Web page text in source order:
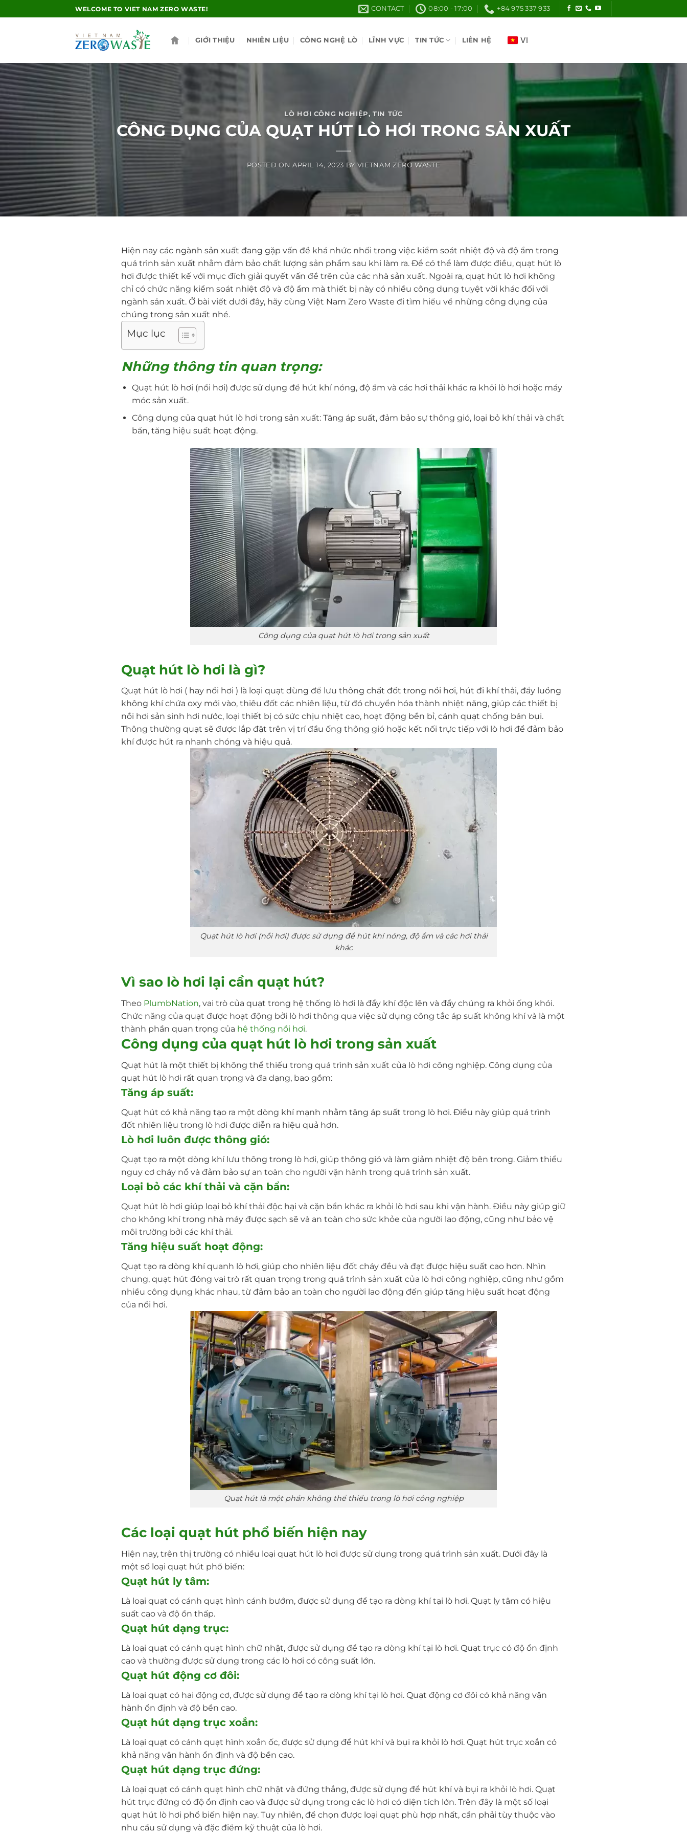
to
WELCOME TO VIET NAM ZERO WASTE! CONTACT 08:00 - 17:00 +84 975 337 933
GIỚI THIỆU NHIÊN LIỆU CÔNG NGHỆ LÒ LĨNH VỰC TIN TỨC LIÊN HỆ
LÒ HƠI CÔNG NGHIỆP,TIN TỨC
CÔNG DỤNG CỦA QUẠT HÚT LÒ HƠI TRONG SẢN XUẤT
POSTED ONAPRIL 14, 2023 BY VIETNAM ZERO WASTE
Hiện nay các ngành sản xuất đang gặp vấn đề khá nhức nhối trong việc kiểm soát nhiệt độ và độ ẩm trong
quá trình sản xuất nhằm đảm bảo chất lượng sản phẩm sau khi làm ra. Để có thể làm được điều, quạt hút lò
hơi được thiết kế với mục đích giải quyết vấn đề trên của các nhà sản xuất. Ngoài ra, quạt hút lò hơi không
chỉ có chức năng kiểm soát nhiệt độ và độ ẩm mà thiết bị này có nhiều công dụng tuyệt vời khác đối với
ngành sản xuất. Ở bài viết dưới đây, hãy cùng Việt Nam Zero Waste đi tìm hiểu về những công dụng của
chúng trong sản xuất nhé.
Mục lục
Những thông tin quan trọng:
Quạt hút lò hơi (nồi hơi) được sử dụng để hút khí nóng, độ ẩm và các hơi thải khác ra khỏi lò hơi hoặc máy
móc sản xuất.
Công dụng của quạt hút lò hơi trong sản xuất: Tăng áp suất, đảm bảo sự thông gió, loại bỏ khí thải và chất
bẩn, tăng hiệu suất hoạt động.
Công dụng của quạt hút lò hơi trong sản xuất
Quạt hút lò hơi là gì?
Quạt hút lò hơi ( hay nồi hơi ) là loại quạt dùng để lưu thông chất đốt trong nồi hơi, hút đi khí thải, đẩy luồng
không khí chứa oxy mới vào, thiêu đốt các nhiên liệu, từ đó chuyển hóa thành nhiệt năng, giúp các thiết bị
nồi hơi sản sinh hơi nước, loại thiết bị có sức chịu nhiệt cao, hoạt động bền bỉ, cánh quạt chống bán bụi.
Thông thường quạt sẽ được lắp đặt trên vị trí đầu ống thông gió hoặc kết nối trực tiếp với lò hơi để đảm bảo
khí được hút ra nhanh chóng và hiệu quả.
Quạt hút lò hơi (nồi hơi) được sử dụng để hút khí nóng, độ ẩm và các hơi thải
khác
Vì sao lò hơi lại cần quạt hút?
Theo PlumbNation, vai trò của quạt trong hệ thống lò hơi là đẩy khí độc lên và đẩy chúng ra khỏi ống khói.
Chức năng của quạt được hoạt động bởi lò hơi thông qua việc sử dụng công tắc áp suất không khí và là một
thành phần quan trọng của hệ thống nồi hơi.
Công dụng của quạt hút lò hơi trong sản xuất
Quạt hút là một thiết bị không thể thiếu trong quá trình sản xuất của lò hơi công nghiệp. Công dụng của
quạt hút lò hơi rất quan trọng và đa dạng, bao gồm:
Tăng áp suất:
Quạt hút có khả năng tạo ra một dòng khí mạnh nhằm tăng áp suất trong lò hơi. Điều này giúp quá trình
đốt nhiên liệu trong lò hơi được diễn ra hiệu quả hơn.
Lò hơi luôn được thông gió:
Quạt tạo ra một dòng khí lưu thông trong lò hơi, giúp thông gió và làm giảm nhiệt độ bên trong. Giảm thiểu
nguy cơ cháy nổ và đảm bảo sự an toàn cho người vận hành trong quá trình sản xuất.
Loại bỏ các khí thải và cặn bẩn:
Quạt hút lò hơi giúp loại bỏ khí thải độc hại và cặn bẩn khác ra khỏi lò hơi sau khi vận hành. Điều này giúp giữ
cho không khí trong nhà máy được sạch sẽ và an toàn cho sức khỏe của người lao động, cũng như bảo vệ
môi trường bởi các khí thải.
Tăng hiệu suất hoạt động:
Quạt tạo ra dòng khí quanh lò hơi, giúp cho nhiên liệu đốt cháy đều và đạt được hiệu suất cao hơn. Nhìn
chung, quạt hút đóng vai trò rất quan trọng trong quá trình sản xuất của lò hơi công nghiệp, cũng như gồm
nhiều công dụng khác nhau, từ đảm bảo an toàn cho người lao động đến giúp tăng hiệu suất hoạt động
của nồi hơi.
Quạt hút là một phần không thể thiếu trong lò hơi công nghiệp
Các loại quạt hút phổ biến hiện nay
Hiện nay, trên thị trường có nhiều loại quạt hút lò hơi được sử dụng trong quá trình sản xuất. Dưới đây là
một số loại quạt hút phổ biến:
Quạt hút ly tâm:
Là loại quạt có cánh quạt hình cánh bướm, được sử dụng để tạo ra dòng khí tại lò hơi. Quạt ly tâm có hiệu
suất cao và độ ồn thấp.
Quạt hút dạng trục:
Là loại quạt có cánh quạt hình chữ nhật, được sử dụng để tạo ra dòng khí tại lò hơi. Quạt trục có độ ổn định
cao và thường được sử dụng trong các lò hơi có công suất lớn.
Quạt hút động cơ đôi:
Là loại quạt có hai động cơ, được sử dụng để tạo ra dòng khí tại lò hơi. Quạt động cơ đôi có khả năng vận
hành ổn định và độ bền cao.
Quạt hút dạng trục xoắn:
Là loại quạt có cánh quạt hình xoắn ốc, được sử dụng để hút khí và bụi ra khỏi lò hơi. Quạt hút trục xoắn có
khả năng vận hành ổn định và độ bền cao.
Quạt hút dạng trục đứng:
Là loại quạt có cánh quạt hình chữ nhật và đứng thẳng, được sử dụng để hút khí và bụi ra khỏi lò hơi. Quạt
hút trục đứng có độ ổn định cao và được sử dụng trong các lò hơi có diện tích lớn. Trên đây là một số loại
quạt hút lò hơi phổ biến hiện nay. Tuy nhiên, để chọn được loại quạt phù hợp nhất, cần phải tùy thuộc vào
nhu cầu sử dụng và đặc điểm kỹ thuật của lò hơi.